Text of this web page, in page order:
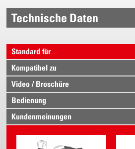
Technische Daten
Standard für
Kompatibel zu
Video / Broschüre
Bedienung
Kundenmeinungen